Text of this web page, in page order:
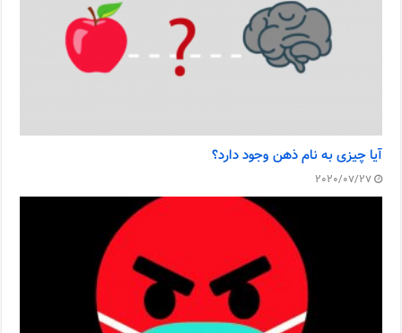
آیا چیزی به نام ذهن وجود دارد؟
2020/07/27